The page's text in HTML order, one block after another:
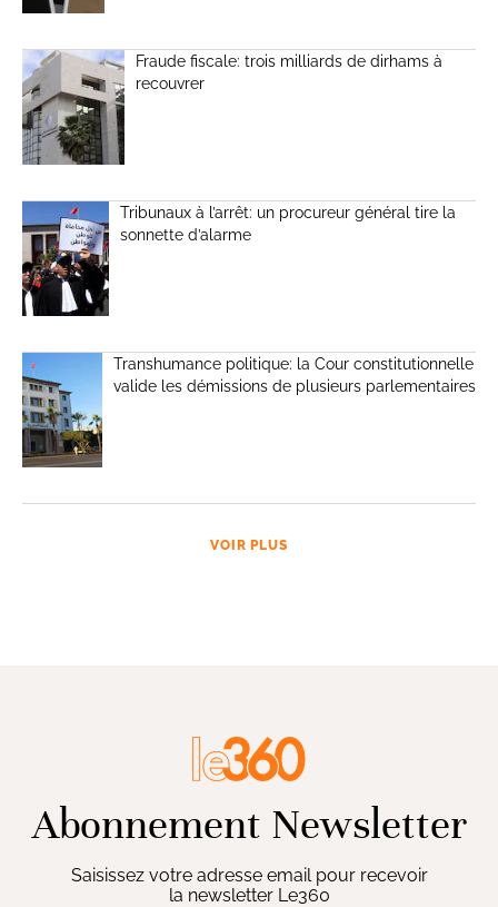
Fraude fiscale: trois milliards de dirhams à
recouvrer
Tribunaux à l’arrêt: un procureur général tire la
sonnette d’alarme
Transhumance politique: la Cour constitutionnelle
valide les démissions de plusieurs parlementaires
VOIR PLUS
Abonnement Newsletter
Saisissez votre adresse email pour recevoir
la newsletter Le360